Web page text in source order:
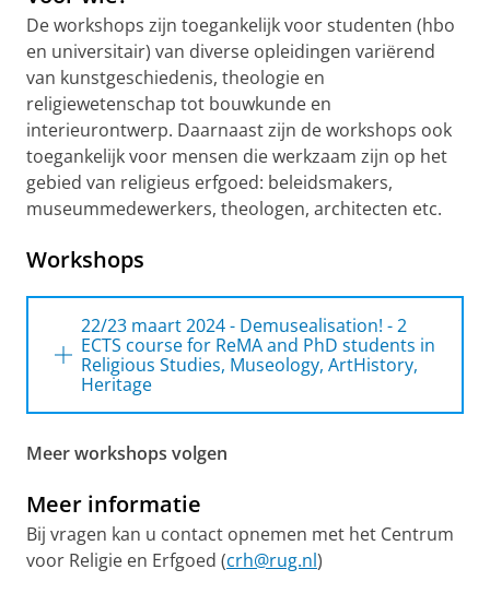
De workshops zijn toegankelijk voor studenten (hbo
en universitair) van diverse opleidingen variërend
van kunstgeschiedenis, theologie en
religiewetenschap tot bouwkunde en
interieurontwerp. Daarnaast zijn de workshops ook
toegankelijk voor mensen die werkzaam zijn op het
gebied van religieus erfgoed: beleidsmakers,
museummedewerkers, theologen, architecten etc.
Workshops
22/23 maart 2024 - Demusealisation! - 2
ECTS course for ReMA and PhD students in
Religious Studies, Museology, ArtHistory,
Heritage
students in Religious Studies,
When
22 and 23 March 2024
Where
Faculty of Religion, Culture and
Society, Groningen (22/3) &
Meer workshops volgen
Meer informatie
Bij vragen kan u contact opnemen met het Centrum
voor Religie en Erfgoed (crh@rug.nl)